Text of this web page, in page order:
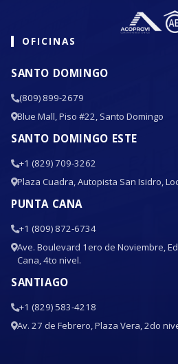
OFICINAS
SANTO DOMINGO
(809) 899-2679
Blue Mall, Piso #22, Santo Domingo
SANTO DOMINGO ESTE
+1 (829) 709-3262
Plaza Cuadra, Autopista San Isidro,
PUNTA CANA
+1 (809) 872-6734
Ave. Boulevard 1ero de Noviembre,
Cana, 4to nivel.
SANTIAGO
+1 (829) 583-4218
Av. 27 de Febrero, Plaza Vera, 2do